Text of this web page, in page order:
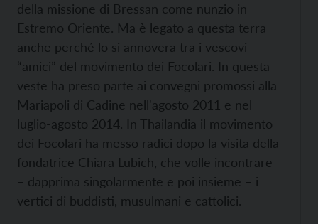
della missione di Bressan come nunzio in
Estremo Oriente. Ma è legato a questa terra
anche perché lo si annovera tra i vescovi
“amici” del movimento dei Focolari. In questa
veste ha preso parte ai convegni promossi alla
Mariapoli di Cadine nell'agosto 2011 e nel
luglio-agosto 2014. In Thailandia il movimento
dei Focolari ha messo radici dopo la visita della
fondatrice Chiara Lubich, che volle incontrare
– dapprima singolarmente e poi insieme – i
vertici di buddisti, musulmani e cattolici.